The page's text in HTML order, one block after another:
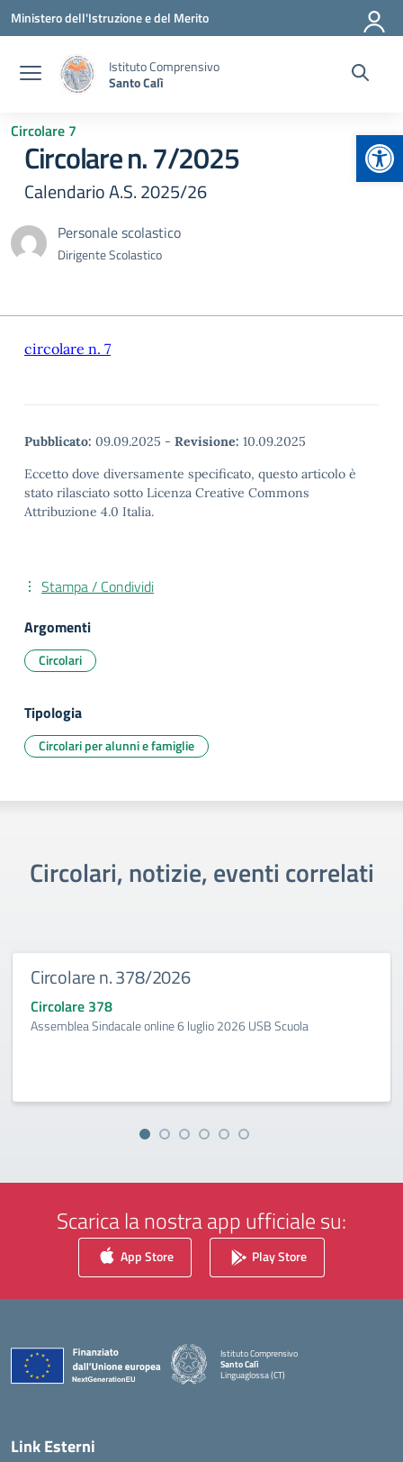
Vai ai contenuti
Vai al menu di navigazione
Vai al footer
Ministero dell'Istruzione e del Merito
Istituto Comprensivo
Santo Calì
Circolare 7
Circolare n. 7/2025
Calendario A.S. 2025/26
Personale scolastico
Dirigente Scolastico
circolare n. 7
Pubblicato: 09.09.2025 - Revisione: 10.09.2025
Eccetto dove diversamente specificato, questo articolo è
stato rilasciato sotto Licenza Creative Commons
Attribuzione 4.0 Italia.
Stampa / Condividi
Argomenti
Circolari
Tipologia
Circolari per alunni e famiglie
Circolari, notizie, eventi correlati
Circolare n. 378/2026
Circolare 378
Assemblea Sindacale online 6 luglio 2026 USB Scuola
Scarica la nostra app ufficiale su:
App Store Play Store
Istituto Comprensivo
Santo Calì
Linguaglossa (CT)
— Visita la pagina iniziale della scuola
Link Esterni